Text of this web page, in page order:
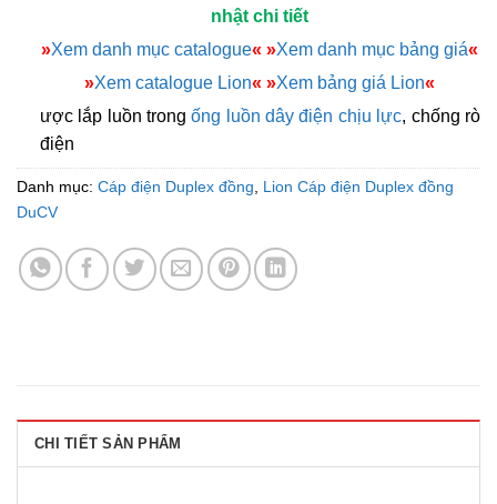
nhật chi tiết
»Xem danh mục catalogue« »Xem danh mục bảng giá«
»Xem catalogue Lion« »Xem bảng giá Lion«
ược lắp luồn trongống luồn dây điện chịu lực, chống rò
điện
Danh mục: Cáp điện Duplex đồng, Lion Cáp điện Duplex đồng
DuCV
CHI TIẾT SẢN PHẨM